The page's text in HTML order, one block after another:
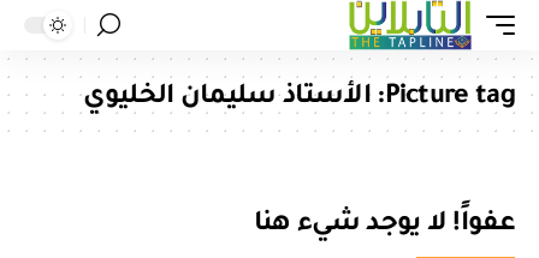
Picture tag: الأستاذ سليمان الخليوي
عفواً! لا يوجد شيء هنا